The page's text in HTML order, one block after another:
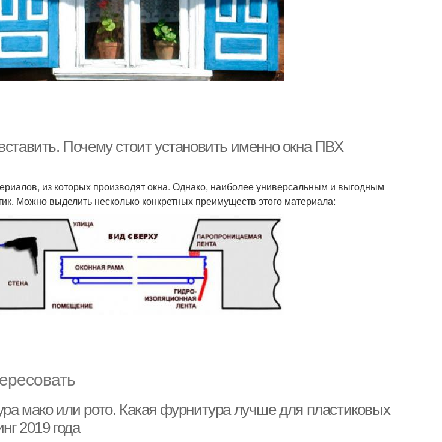
Почему стоит установить именно окна ПВХ
из которых производят окна. Однако, наиболее универсальным и выгодным
Можно выделить несколько конкретных преимуществ этого материала:
мако или рото. Какая фурнитура лучше для пластиковых
2019 года